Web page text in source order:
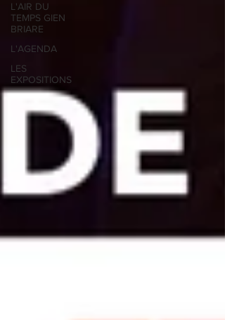
L'AIR DU
TEMPS GIEN
BRIARE
L'AGENDA
LES
EXPOSITIONS